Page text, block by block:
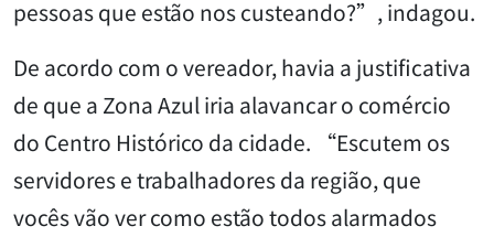
pessoas que estão nos custeando?”, indagou.
De acordo com o vereador, havia a justificativa
de que a Zona Azul iria alavancar o comércio
do Centro Histórico da cidade. “Escutem os
servidores e trabalhadores da região, que
vocês vão ver como estão todos alarmados